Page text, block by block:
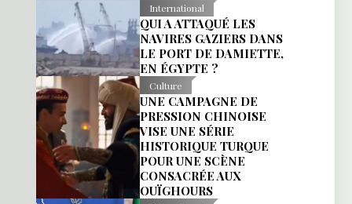
International
QUI A ATTAQUÉ LES
NAVIRES GAZIERS DANS
LE PORT DE DAMIETTE,
EN ÉGYPTE ?
Culture
UNE CAMPAGNE DE
PRESSION CHINOISE
VISE UNE SÉRIE
HISTORIQUE TURQUE
POUR UNE SCÈNE
CONSACRÉE AUX
OUÏGHOURS